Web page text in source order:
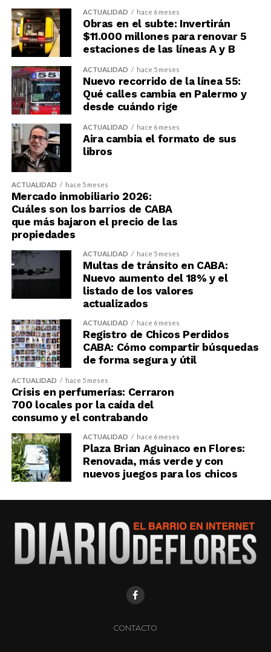
ACTUALIDAD hace 6 meses
Obras en el subte: Invertirán
$11.000 millones para renovar 5
estaciones de las líneas A y B
ACTUALIDAD hace 5 meses
Nuevo recorrido de la línea 55:
Qué calles cambia en Palermo y
desde cuándo rige
ACTUALIDAD hace 6 meses
Aira cambia el formato de sus
libros
ACTUALIDAD hace 5 meses
Mercado inmobiliario 2026:
Cuáles son los barrios de CABA
que más bajaron el precio de las
propiedades
ACTUALIDAD hace 5 meses
Multas de tránsito en CABA:
Nuevo aumento del 18% y el
listado de los valores
actualizados
ACTUALIDAD hace 6 meses
Registro de Chicos Perdidos
CABA: Cómo compartir búsquedas
de forma segura y útil
ACTUALIDAD hace 5 meses
Crisis en perfumerías: Cerraron
700 locales por la caída del
consumo y el contrabando
ACTUALIDAD hace 6 meses
Plaza Brian Aguinaco en Flores:
Renovada, más verde y con
nuevos juegos para los chicos
CONTACTO